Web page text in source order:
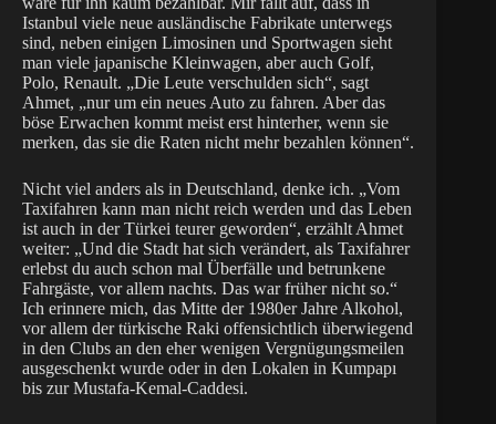
Istanbul viele neue ausländische Fabrikate unterwegs
sind, neben einigen Limosinen und Sportwagen sieht
man viele japanische Kleinwagen, aber auch Golf,
Polo, Renault. „Die Leute verschulden sich“, sagt
Ahmet, „nur um ein neues Auto zu fahren. Aber das
böse Erwachen kommt meist erst hinterher, wenn sie
merken, das sie die Raten nicht mehr bezahlen können“.
Nicht viel anders als in Deutschland, denke ich. „Vom
Taxifahren kann man nicht reich werden und das Leben
ist auch in der Türkei teurer geworden“, erzählt Ahmet
weiter: „Und die Stadt hat sich verändert, als Taxifahrer
erlebst du auch schon mal Überfälle und betrunkene
Fahrgäste, vor allem nachts. Das war früher nicht so.“
Ich erinnere mich, das Mitte der 1980er Jahre Alkohol,
vor allem der türkische Raki offensichtlich überwiegend
in den Clubs an den eher wenigen Vergnügungsmeilen
ausgeschenkt wurde oder in den Lokalen in Kumpapı
bis zur Mustafa-Kemal-Caddesi.